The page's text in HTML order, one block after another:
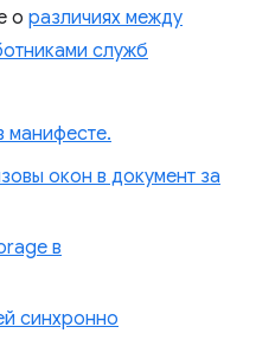
о различиях между
служб
манифесте.
окон в документ за
в
синхронно